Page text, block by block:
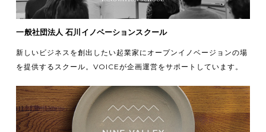
一般社団法人 石川イノベーションスクール
新しいビジネスを創出したい起業家にオープンイノベージョンの場
を提供するスクール。VOICEが企画運営をサポートしています。